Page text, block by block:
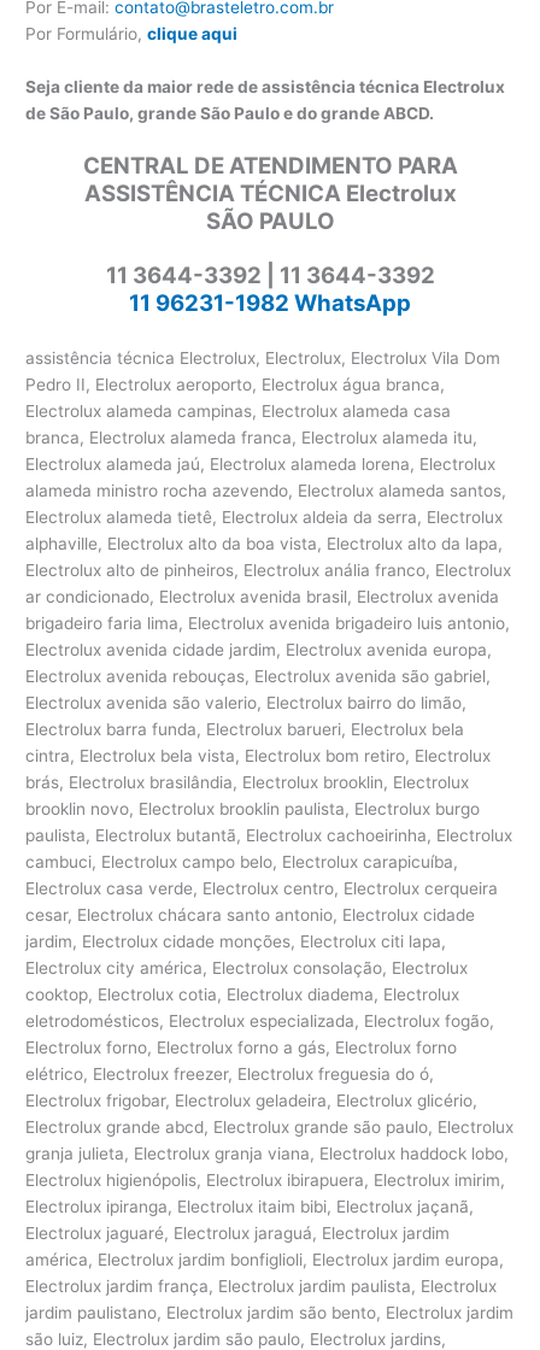
Por E-mail:contato@brasteletro.com.br
Por Formulário,clique aqui
Seja cliente da maior rede de assistência técnica Electrolux
de São Paulo, grande São Paulo e do grande ABCD.
CENTRAL DE ATENDIMENTO PARA
ASSISTÊNCIA TÉCNICA Electrolux
SÃO PAULO
11 3644-3392 | 11 3644-3392
11 96231-1982 WhatsApp
assistência técnica Electrolux, Electrolux, Electrolux Vila Dom
Pedro II, Electrolux aeroporto, Electrolux água branca,
Electrolux alameda campinas, Electrolux alameda casa
branca, Electrolux alameda franca, Electrolux alameda itu,
Electrolux alameda jaú, Electrolux alameda lorena, Electrolux
alameda ministro rocha azevendo, Electrolux alameda santos,
Electrolux alameda tietê, Electrolux aldeia da serra, Electrolux
alphaville, Electrolux alto da boa vista, Electrolux alto da lapa,
Electrolux alto de pinheiros, Electrolux anália franco, Electrolux
ar condicionado, Electrolux avenida brasil, Electrolux avenida
brigadeiro faria lima, Electrolux avenida brigadeiro luis antonio,
Electrolux avenida cidade jardim, Electrolux avenida europa,
Electrolux avenida rebouças, Electrolux avenida são gabriel,
Electrolux avenida são valerio, Electrolux bairro do limão,
Electrolux barra funda, Electrolux barueri, Electrolux bela
cintra, Electrolux bela vista, Electrolux bom retiro, Electrolux
brás, Electrolux brasilândia, Electrolux brooklin, Electrolux
brooklin novo, Electrolux brooklin paulista, Electrolux burgo
paulista, Electrolux butantã, Electrolux cachoeirinha, Electrolux
cambuci, Electrolux campo belo, Electrolux carapicuíba,
Electrolux casa verde, Electrolux centro, Electrolux cerqueira
cesar, Electrolux chácara santo antonio, Electrolux cidade
jardim, Electrolux cidade monções, Electrolux citi lapa,
Electrolux city américa, Electrolux consolação, Electrolux
cooktop, Electrolux cotia, Electrolux diadema, Electrolux
eletrodomésticos, Electrolux especializada, Electrolux fogão,
Electrolux forno, Electrolux forno a gás, Electrolux forno
elétrico, Electrolux freezer, Electrolux freguesia do ó,
Electrolux frigobar, Electrolux geladeira, Electrolux glicério,
Electrolux grande abcd, Electrolux grande são paulo, Electrolux
granja julieta, Electrolux granja viana, Electrolux haddock lobo,
Electrolux higienópolis, Electrolux ibirapuera, Electrolux imirim,
Electrolux ipiranga, Electrolux itaim bibi, Electrolux jaçanã,
Electrolux jaguaré, Electrolux jaraguá, Electrolux jardim
américa, Electrolux jardim bonfiglioli, Electrolux jardim europa,
Electrolux jardim frança, Electrolux jardim paulista, Electrolux
jardim paulistano, Electrolux jardim são bento, Electrolux jardim
são luiz, Electrolux jardim são paulo, Electrolux jardins,